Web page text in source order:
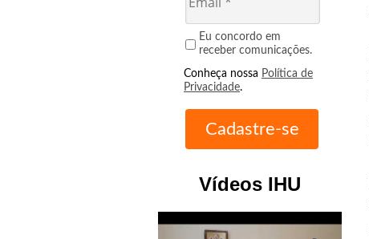
Eu concordo em
receber comunicações.
Conheça nossa Política de
Privacidade.
Vídeos IHU